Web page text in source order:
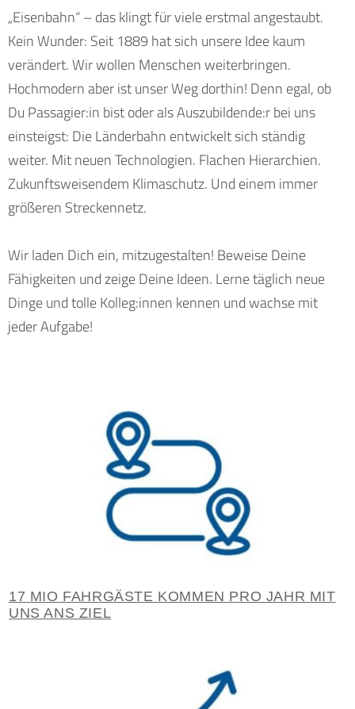
„Eisenbahn“ – das klingt für viele erstmal angestaubt.
Kein Wunder: Seit 1889 hat sich unsere Idee kaum
verändert. Wir wollen Menschen weiterbringen.
Hochmodern aber ist unser Weg dorthin! Denn egal, ob
Du Passagier:in bist oder als Auszubildende:r bei uns
einsteigst: Die Länderbahn entwickelt sich ständig
weiter. Mit neuen Technologien. Flachen Hierarchien.
Zukunftsweisendem Klimaschutz. Und einem immer
größeren Streckennetz.
Wir laden Dich ein, mitzugestalten! Beweise Deine
Fähigkeiten und zeige Deine Ideen. Lerne täglich neue
Dinge und tolle Kolleg:innen kennen und wachse mit
jeder Aufgabe!
17 MIO FAHRGÄSTE KOMMEN PRO JAHR MIT
UNS ANS ZIEL